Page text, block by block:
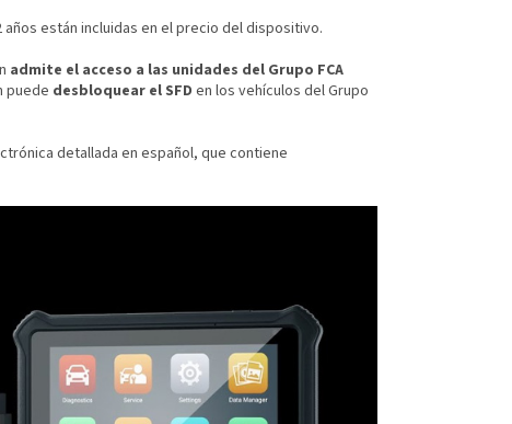
están incluidas en el precio del dispositivo.
admite el acceso a las unidades del Grupo FCA
puede desbloquear el SFD en los vehículos del Grupo
detallada en español, que contiene